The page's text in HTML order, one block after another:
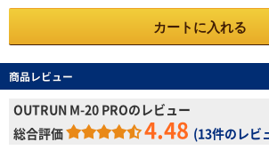
カートに入れる
商品レビュー
OUTRUN M-20 PROのレビュー
総合評価
4.48 (13件のレビ